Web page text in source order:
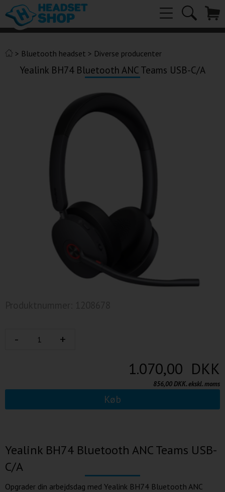
> Bluetooth headset > Diverse producenter
Yealink BH74 Bluetooth ANC Teams USB-C/A
1.070,00 DKK
856,00 DKK. ekskl. moms
Køb
Yealink BH74 Bluetooth ANC Teams USB-
C/A
Opgrader din arbejdsdag med Yealink BH74 Bluetooth ANC